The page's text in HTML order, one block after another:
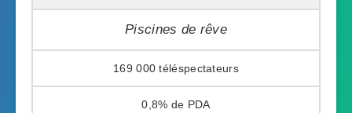
Piscines de rêve
169 000
0,8%